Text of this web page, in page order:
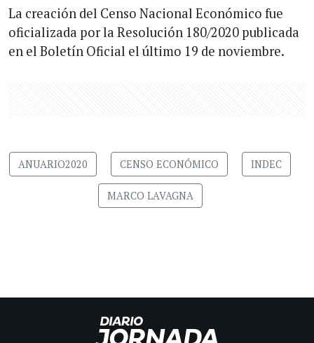
La creación del Censo Nacional Económico fue
oficializada por la Resolución 180/2020 publicada
en el Boletín Oficial el último 19 de noviembre.
ANUARIO2020 CENSO ECONÓMICO INDEC
MARCO LAVAGNA